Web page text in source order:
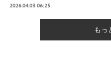
2026.04.03 06:25
もっ